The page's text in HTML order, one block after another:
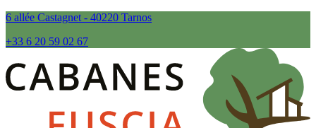
6 allée Castagnet - 40220 Tarnos
+33 6 20 59 02 67